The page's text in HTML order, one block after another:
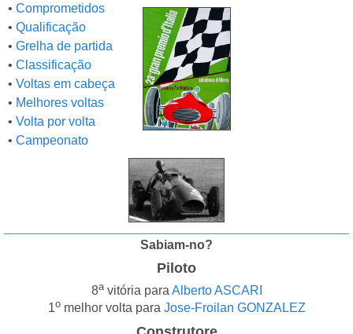
• Comprometidos
• Qualificação
• Grelha de partida
• Classificação
• Voltas em cabeça
• Melhores voltas
• Volta por volta
• Campeonato
Sabiam-no?
Piloto
8avitória para Alberto ASCARI
1omelhor volta para Jose-Froilan GONZALEZ